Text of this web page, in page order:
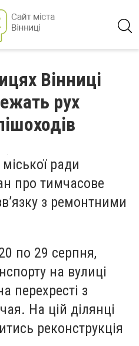
Вінниці
рух
ради
про тимчасове
з ремонтними
по 29 серпня,
на вулиці
перехресті з
На цій ділянці
реконструкція